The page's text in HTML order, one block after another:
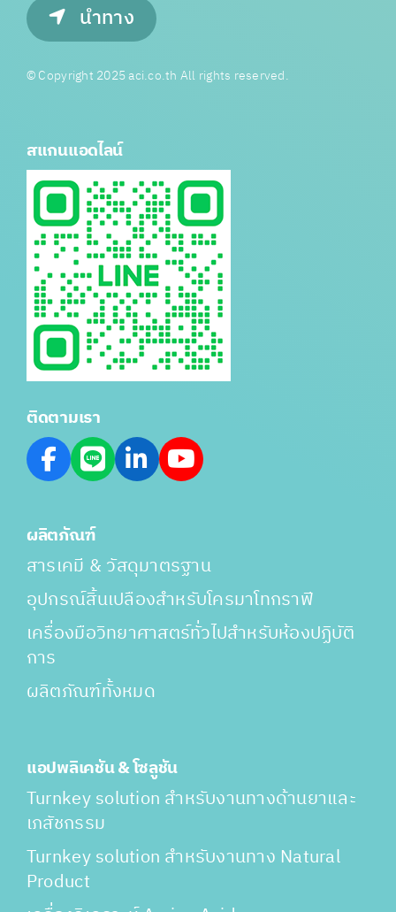
นำทาง
© Copyright 2025 aci.co.th All rights reserved.
สแกนแอดไลน์
ติดตามเรา
ผลิตภัณฑ์
สารเคมี & วัสดุมาตรฐาน
อุปกรณ์สิ้นเปลืองสำหรับโครมาโทกราฟี
เครื่องมือวิทยาศาสตร์ทั่วไปสำหรับห้องปฏิบัติ
การ
ผลิตภัณฑ์ทั้งหมด
แอปพลิเคชัน & โซลูชัน
Turnkey solution สำหรับงานทางด้านยาและ
เภสัชกรรม
Turnkey solution สำหรับงานทาง Natural
Product